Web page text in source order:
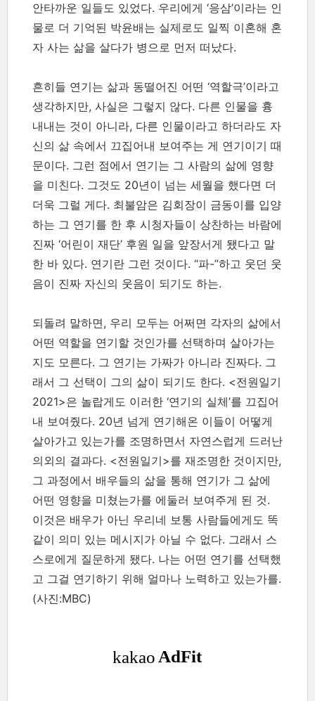
안타까운 일들도 있었다. 우리에게 ‘응삼’이라는 인
물로 더 기억된 박윤배는 실제로도 일찍 이혼해 혼
자 사는 삶을 살다가 병으로 먼저 떠났다.
흔히들 연기는 삶과 동떨어진 어떤 ‘역할극’이라고
생각하지만, 사실은 그렇지 않다. 다른 인물을 흉
내내는 것이 아니라, 다른 인물이라고 하더라도 자
신의 삶 속에서 끄집어내 보여주는 게 연기이기 때
문이다. 그런 점에서 연기는 그 사람의 삶에 영향
을 미친다. 그것도 20년이 넘는 세월을 했다면 더
더욱 그럴 게다. 최불암은 김회장이 금동이를 입양
하는 그 연기를 한 후 시청자들이 상찬하는 바람에
진짜 ‘어린이 재단’ 후원 일을 앞장서게 됐다고 말
한 바 있다. 연기란 그런 것이다. “파-”하고 웃던 웃
음이 진짜 자신의 웃음이 되기도 하는.
되돌려 말하면, 우리 모두는 어쩌면 각자의 삶에서
어떤 역할을 연기할 것인가를 선택하며 살아가는
지도 모른다. 그 연기는 가짜가 아니라 진짜다. 그
래서 그 선택이 그의 삶이 되기도 한다. <전원일기
2021>은 놀랍게도 이러한 ‘연기의 실체’를 끄집어
내 보여줬다. 20년 넘게 연기해온 이들이 어떻게
살아가고 있는가를 조명하면서 자연스럽게 드러난
의외의 결과다. <전원일기>를 재조명한 것이지만,
그 과정에서 배우들의 삶을 통해 연기가 그 삶에
어떤 영향을 미쳤는가를 에둘러 보여주게 된 것.
이것은 배우가 아닌 우리네 보통 사람들에게도 똑
같이 의미 있는 메시지가 아닐 수 없다. 그래서 스
스로에게 질문하게 됐다. 나는 어떤 연기를 선택했
고 그걸 연기하기 위해 얼마나 노력하고 있는가를.
(사진:MBC)